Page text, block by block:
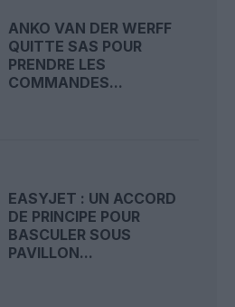
ANKO VAN DER WERFF
QUITTE SAS POUR
PRENDRE LES
COMMANDES...
EASYJET : UN ACCORD
DE PRINCIPE POUR
BASCULER SOUS
PAVILLON...